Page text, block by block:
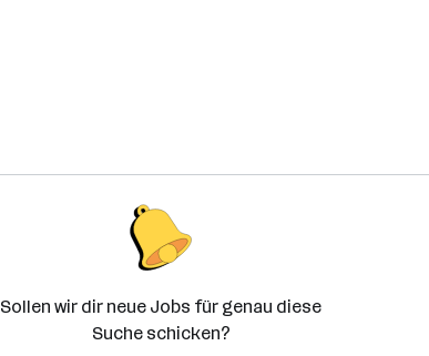
Sollen wir dir neue Jobs für genau diese
Suche schicken?